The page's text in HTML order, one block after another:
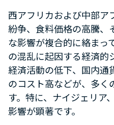
西アフリカおよび中部ア
紛争、食料価格の高騰、
な影響が複合的に絡まっ
の混乱に起因する経済的
経済活動の低下、国内通
のコスト高などが、多く
す。特に、ナイジェリア
影響が顕著です。